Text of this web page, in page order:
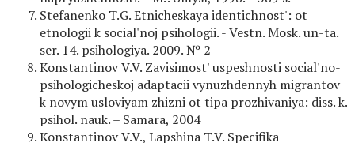
Stefanenko T.G. Etnicheskaya identichnost': ot
etnologii k social'noj psihologii. - Vestn. Mosk. un-ta.
ser. 14. psihologiya. 2009. № 2
Konstantinov V.V. Zavisimost' uspeshnosti social'no-
psihologicheskoj adaptacii vynuzhdennyh migrantov
k novym usloviyam zhizni ot tipa prozhivaniya: diss. k.
psihol. nauk. – Samara, 2004
Konstantinov V.V., Lapshina T.V. Specifika